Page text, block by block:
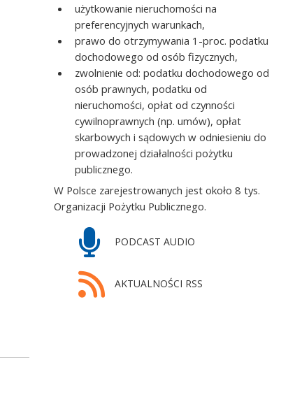
użytkowanie nieruchomości na
preferencyjnych warunkach,
prawo do otrzymywania 1-proc. podatku
dochodowego od osób fizycznych,
zwolnienie od: podatku dochodowego od
osób prawnych, podatku od
nieruchomości, opłat od czynności
cywilnoprawnych (np. umów), opłat
skarbowych i sądowych w odniesieniu do
prowadzonej działalności pożytku
publicznego.
W Polsce zarejestrowanych jest około 8 tys.
Organizacji Pożytku Publicznego.
PODCAST AUDIO
AKTUALNOŚCI RSS